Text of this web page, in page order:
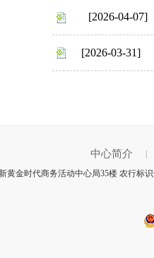
[2026-04-07]
[2026-03-31]
中心简介
黄金时代商务活动中心局35楼 农行标